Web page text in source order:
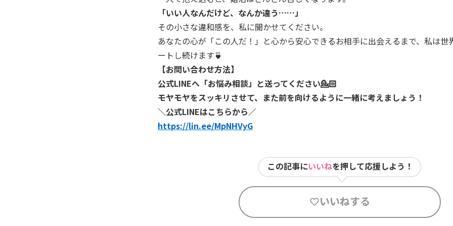
「いい人なんだけど、なんか違う……」
その小さな違和感を、私に聞かせてください。
あなたの心が「この人だ！」と心から安心できるお相手に出会えるまで、私は世
ートし続けます🍵
​【お問い合わせ方法】
公式LINEへ「お悩み相談」と送ってください💁🏻
モヤモヤをスッキリさせて、また前を向けるように一緒に考えましょう！
​＼公式LINEはこちらから／
https://lin.ee/MpNHVyG
この記事にいいねを押して応援しよう！
いいねする